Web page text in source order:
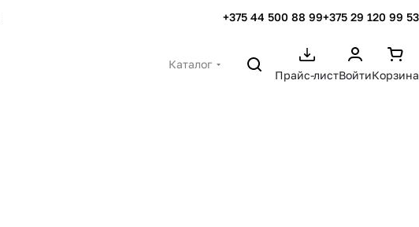
+375 44 500 88 99+375 29 120 99 53
Каталог
Прайс-листВойтиКорзина